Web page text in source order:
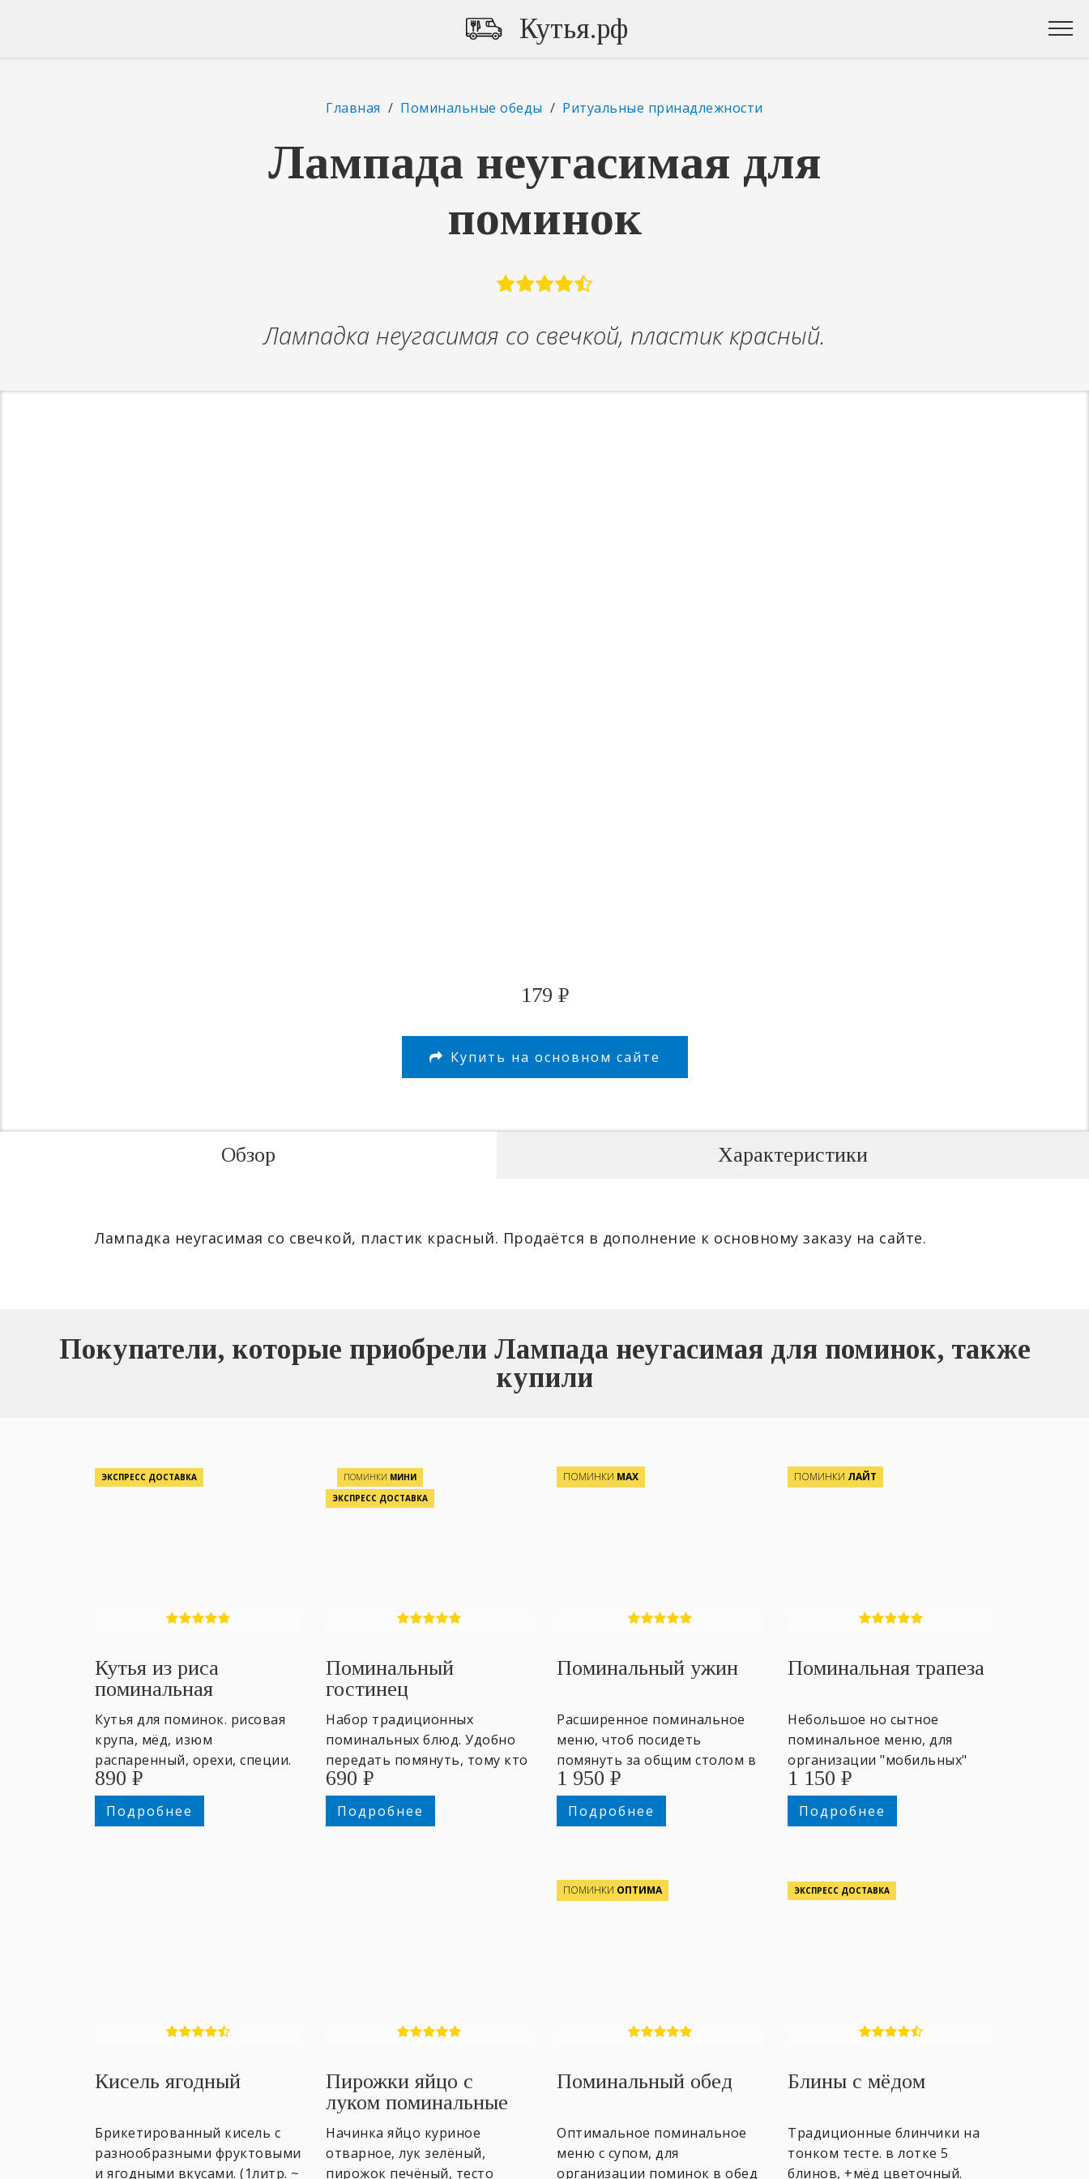
Кутья.рф
Главная / Поминальные обеды / Ритуальные принадлежности
Лампада неугасимая для
поминок
Лампадка неугасимая со свечкой, пластик красный.
179 ₽
Купить на основном сайте
Обзор
Лампадка неугасимая со свечкой, пластик красный. Продаётся в дополнение к основному заказу на сайте.
Характеристики
Покупатели, которые приобрели Лампада неугасимая для поминок, также
купили
ЭКСПРЕСС ДОСТАВКА
Кутья из риса
поминальная
Кутья для поминок. рисовая
крупа, мёд, изюм
распаренный, орехи, специи.
600гр. ~ 5 персон
890 ₽
Подробнее
ПОМИНКИ МИНИ
ЭКСПРЕСС ДОСТАВКА
Поминальный
гостинец
Набор традиционных
поминальных блюд. Удобно
передать помянуть, тому кто
не смог присутствовать на
поминках.
690 ₽
Подробнее
ПОМИНКИ МАХ
Поминальный ужин
Расширенное поминальное
меню, чтоб посидеть
помянуть за общим столом в
вечернее время от 5-ти
персон.
1 950 ₽
Подробнее
ПОМИНКИ ЛАЙТ
Поминальная трапеза
Небольшое но сытное
поминальное меню, для
организации "мобильных"
поминок за общим столом от
4-х персон.
1 150 ₽
Подробнее
Кисель ягодный
Брикетированный кисель с
разнообразными фруктовыми
и ягодными вкусами. (1литр. ~
Пирожки яйцо с
луком поминальные
Начинка яйцо куриное
отварное, лук зелёный,
пирожок печёный, тесто
ПОМИНКИ ОПТИМА
Поминальный обед
Оптимальное поминальное
меню с супом, для
организации поминок в обед
ЭКСПРЕСС ДОСТАВКА
Блины с мёдом
Традиционные блинчики на
тонком тесте. в лотке 5
блинов, +мёд цветочный.